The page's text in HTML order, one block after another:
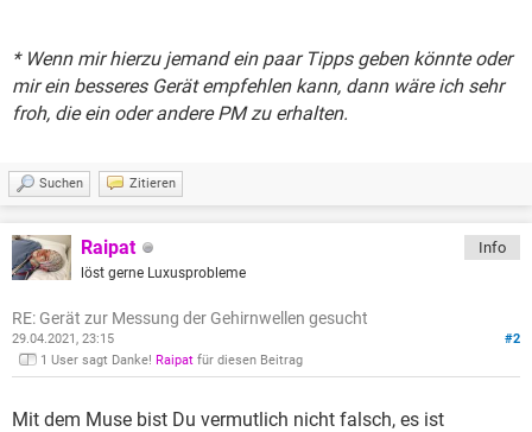
* Wenn mir hierzu jemand ein paar Tipps geben könnte oder
mir ein besseres Gerät empfehlen kann, dann wäre ich sehr
froh, die ein oder andere PM zu erhalten.
Suchen Zitieren
Raipat
löst gerne Luxusprobleme
Info
RE: Gerät zur Messung der Gehirnwellen gesucht
#2
29.04.2021, 23:15
1 User sagt Danke! Raipat für diesen Beitrag
Mit dem Muse bist Du vermutlich nicht falsch, es ist